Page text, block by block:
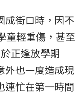
成街口時，因不
童輕重傷，甚至
正逢放學期
外也一度造成現
連忙在第一時間